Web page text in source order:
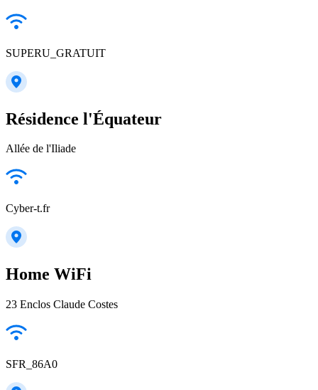
SUPERU_GRATUIT
Résidence l'Équateur
Allée de l'Iliade
Cyber-t.fr
Home WiFi
23 Enclos Claude Costes
SFR_86A0